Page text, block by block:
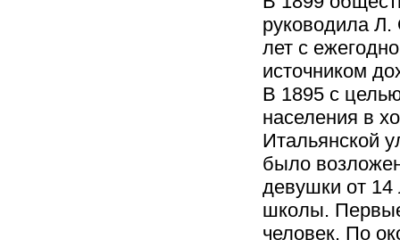
руководила
лет с
источником
В 1895 с
населения в
Итальянской
было
девушки от 14
школы.
человек. По